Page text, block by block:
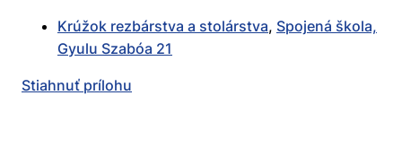
Krúžok rezbárstva a stolárstva, Spojená škola,
Gyulu Szabóa 21
Stiahnuť prílohu